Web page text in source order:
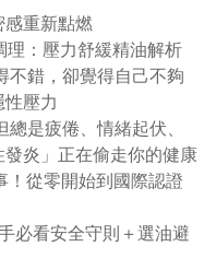
感重新點燃
理：壓力舒緩精油解析
不錯，卻覺得自己不夠
壓力
總是疲倦、情緒起伏、
炎」正在偷走你的健康
！從零開始到國際認證
必看安全守則＋選油避